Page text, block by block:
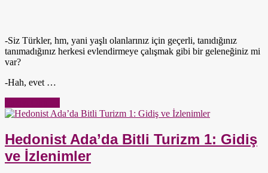
-Siz Türkler, hm, yani yaşlı olanlarınız için geçerli, tanıdığınız
tanımadığınız herkesi evlendirmeye çalışmak gibi bir geleneğiniz mi
var?
-Hah, evet …
Hedonist Ada’da Bitli Turizm 1: Gidiş
ve İzlenimler